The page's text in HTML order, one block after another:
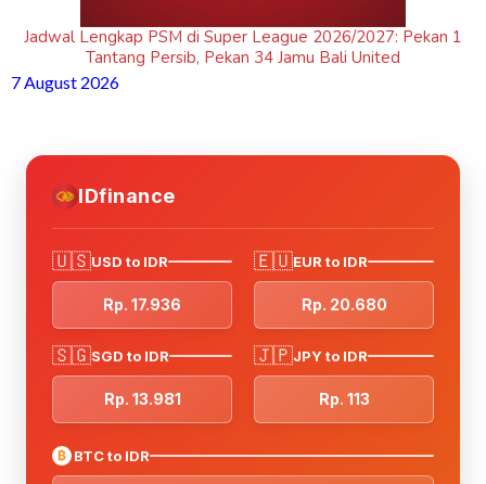
Jadwal Lengkap PSM di Super League 2026/2027: Pekan 1
Tantang Persib, Pekan 34 Jamu Bali United
7 August 2026
IDfinance
🇺🇸USD to IDR
Rp. 17.936
🇪🇺EUR to IDR
Rp. 20.680
🇸🇬SGD to IDR
Rp. 13.981
🇯🇵JPY to IDR
Rp. 113
₿ BTC to IDR